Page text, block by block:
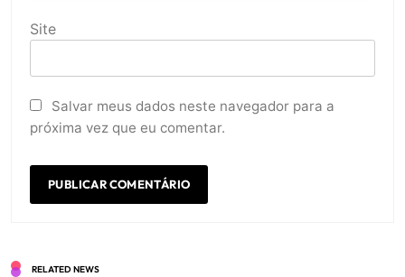
Site
Salvar meus dados neste navegador para a
próxima vez que eu comentar.
RELATED NEWS